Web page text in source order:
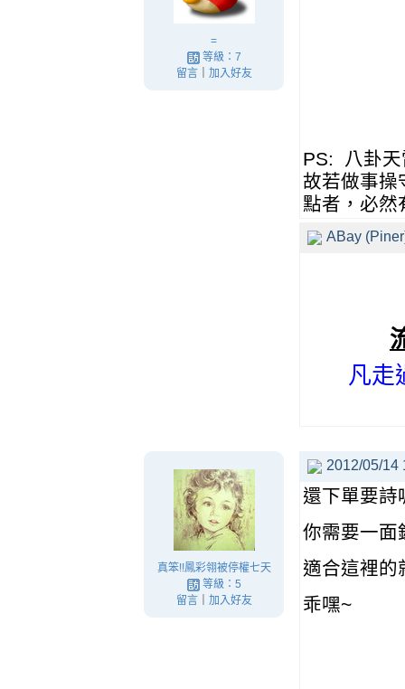
=
等級：7
留言｜ 加入好友
PS: 八卦天
故若做事操
點者，必然
ABay
凡走
真笨!!鳳彩翎被停權七天
等級：5
留言｜ 加入好友
2012/05/14
還下單要詩
你需要一面
適合這裡的
乖嘿~